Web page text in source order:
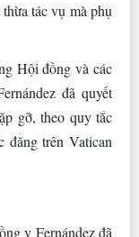
tác vụ mà phụ
Hội đồng và các
đã quyết
gỡ, theo quy tắc
trên Vatican
y Fernández đã